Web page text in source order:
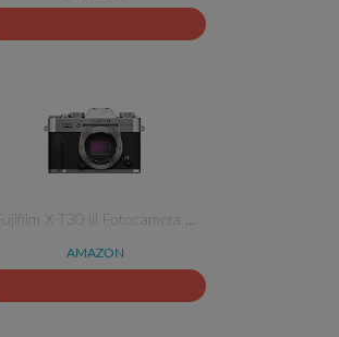
Fujifilm X-T30 III Fotocamera …
AMAZON